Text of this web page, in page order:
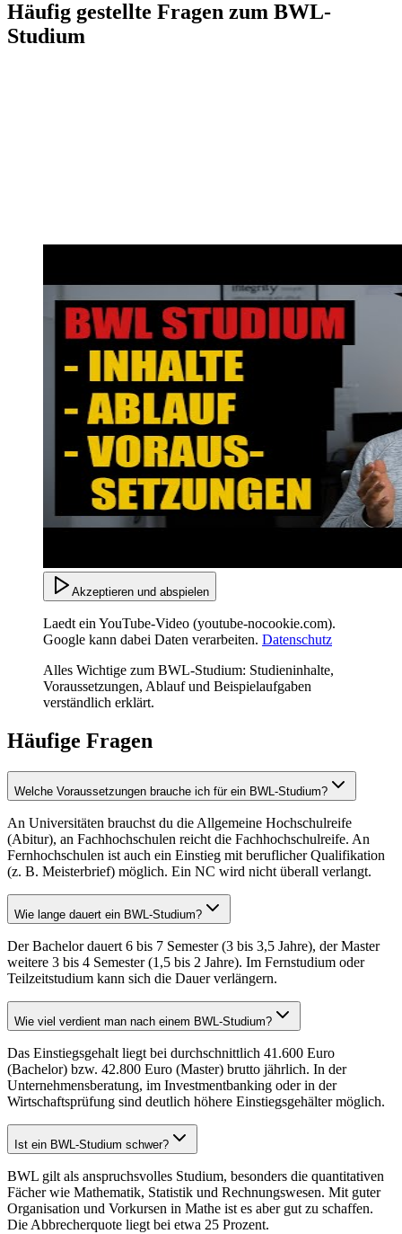
Häufig gestellte Fragen zum BWL-
Studium
Akzeptieren und abspielen
Laedt ein YouTube-Video (youtube-nocookie.com).
Google kann dabei Daten verarbeiten. Datenschutz
Alles Wichtige zum BWL-Studium: Studieninhalte,
Voraussetzungen, Ablauf und Beispielaufgaben
verständlich erklärt.
Häufige Fragen
Welche Voraussetzungen brauche ich für ein BWL-Studium?
An Universitäten brauchst du die Allgemeine Hochschulreife
(Abitur), an Fachhochschulen reicht die Fachhochschulreife. An
Fernhochschulen ist auch ein Einstieg mit beruflicher Qualifikation
(z. B. Meisterbrief) möglich. Ein NC wird nicht überall verlangt.
Wie lange dauert ein BWL-Studium?
Der Bachelor dauert 6 bis 7 Semester (3 bis 3,5 Jahre), der Master
weitere 3 bis 4 Semester (1,5 bis 2 Jahre). Im Fernstudium oder
Teilzeitstudium kann sich die Dauer verlängern.
Wie viel verdient man nach einem BWL-Studium?
Das Einstiegsgehalt liegt bei durchschnittlich 41.600 Euro
(Bachelor) bzw. 42.800 Euro (Master) brutto jährlich. In der
Unternehmensberatung, im Investmentbanking oder in der
Wirtschaftsprüfung sind deutlich höhere Einstiegsgehälter möglich.
Ist ein BWL-Studium schwer?
BWL gilt als anspruchsvolles Studium, besonders die quantitativen
Fächer wie Mathematik, Statistik und Rechnungswesen. Mit guter
Organisation und Vorkursen in Mathe ist es aber gut zu schaffen.
Die Abbrecherquote liegt bei etwa 25 Prozent.